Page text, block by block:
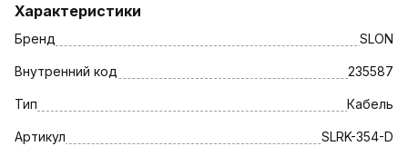
Характеристики
Бренд SLON
Внутренний код 235587
Тип Кабель
Артикул SLRK-354-D